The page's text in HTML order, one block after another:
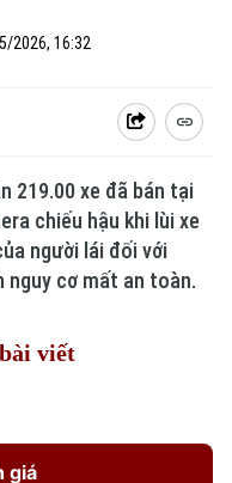
2026, 16:32
219.00 xe đã bán tại
chiếu hậu khi lùi xe
người lái đối với
nguy cơ mất an toàn.
viết
giá